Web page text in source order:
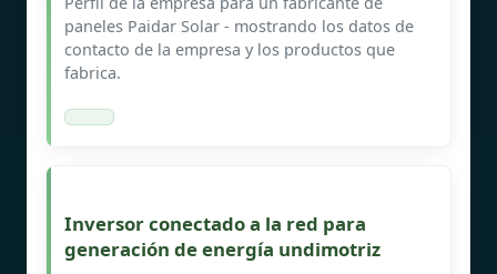
paneles Paidar Solar - mostrando los datos de
contacto de la empresa y los productos que
fabrica.
Inversor conectado a la red para
generación de energía undimotriz